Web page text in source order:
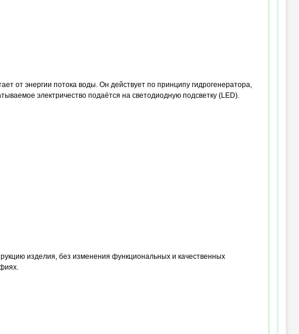
от энергии потока воды. Он действует по принципу гидрогенератора,
электричество подаётся на светодиодную подсветку (LED).
изделия, без изменения функциональных и качественных